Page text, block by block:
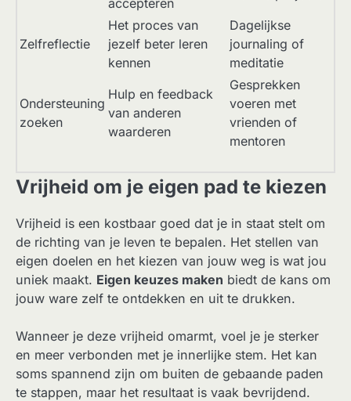
Zelfreflectie
Het proces van
jezelf beter leren
kennen
Dagelijkse
journaling of
meditatie
Ondersteuning
zoeken
Hulp en feedback
van anderen
waarderen
Gesprekken
voeren met
vrienden of
mentoren
Vrijheid om je eigen pad te kiezen
Vrijheid is een kostbaar goed dat je in staat stelt om
de richting van je leven te bepalen. Het stellen van
eigen doelen en het kiezen van jouw weg is wat jou
uniek maakt. Eigen keuzes maken biedt de kans om
jouw ware zelf te ontdekken en uit te drukken.
Wanneer je deze vrijheid omarmt, voel je je sterker
en meer verbonden met je innerlijke stem. Het kan
soms spannend zijn om buiten de gebaande paden
te stappen, maar het resultaat is vaak bevrijdend.